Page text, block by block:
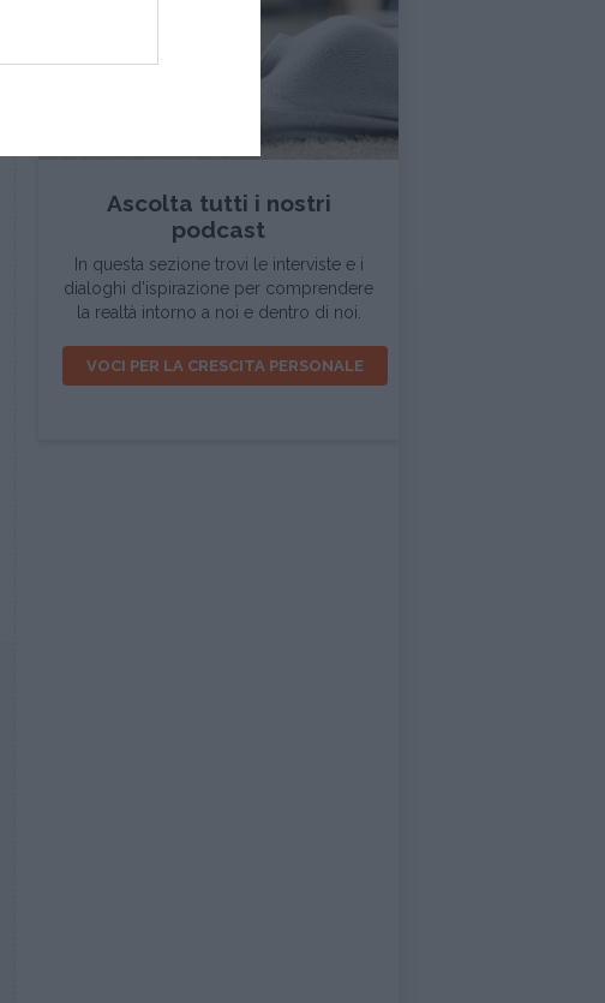
Ascolta tutti i nostri
podcast
In questa sezione trovi le interviste e i
dialoghi d'ispirazione per comprendere
la realtà intorno a noi e dentro di noi.
VOCI PER LA CRESCITA PERSONALE